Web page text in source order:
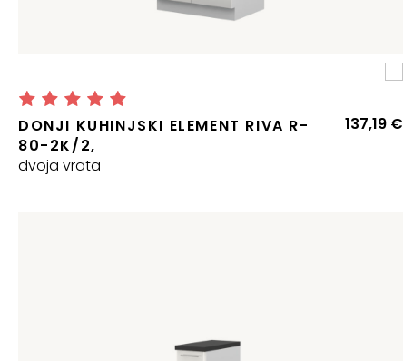
Ocjenjeno
5.00
od
5
DONJI KUHINJSKI ELEMENT RIVA R-
80-2K/2,
dvoja vrata
137,19 €